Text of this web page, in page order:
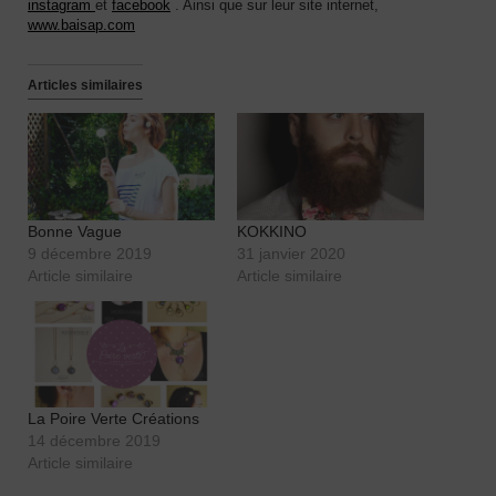
instagram et facebook . Ainsi que sur leur site internet,
www.baisap.com
Articles similaires
Bonne Vague
9 décembre 2019
Article similaire
KOKKINO
31 janvier 2020
Article similaire
La Poire Verte Créations
14 décembre 2019
Article similaire